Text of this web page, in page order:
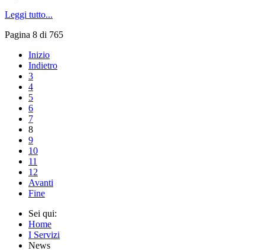
Leggi tutto...
Pagina 8 di 765
Inizio
Indietro
3
4
5
6
7
8
9
10
11
12
Avanti
Fine
Sei qui:
Home
I Servizi
News